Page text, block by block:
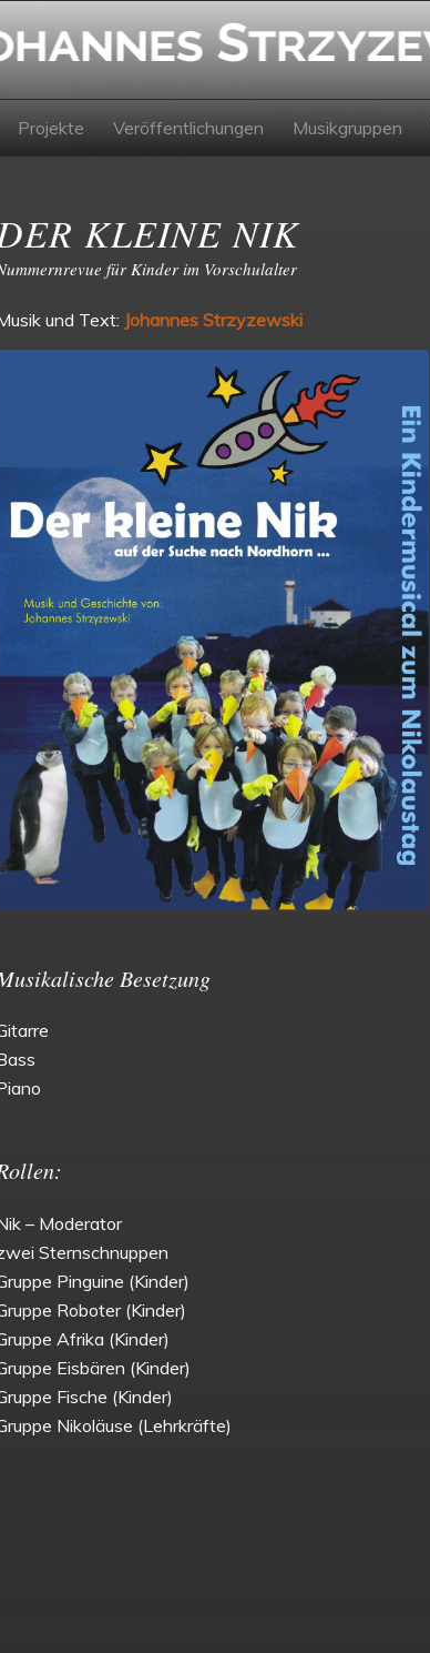
Projekte Veröffentlichungen Musikgruppen
KLEINE NIK
für Kinder im Vorschulalter
und Text: Johannes Strzyzewski
Besetzung
– Moderator
Sternschnuppen
Pinguine (Kinder)
Roboter (Kinder)
Afrika (Kinder)
Eisbären (Kinder)
Fische (Kinder)
Nikoläuse (Lehrkräfte)